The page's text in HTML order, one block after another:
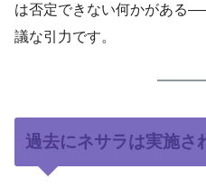
は否定できない何かがある
議な引力です。
過去にネサラは実施さ